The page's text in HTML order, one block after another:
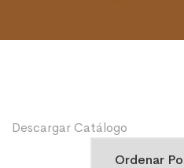
Descargar Catálogo